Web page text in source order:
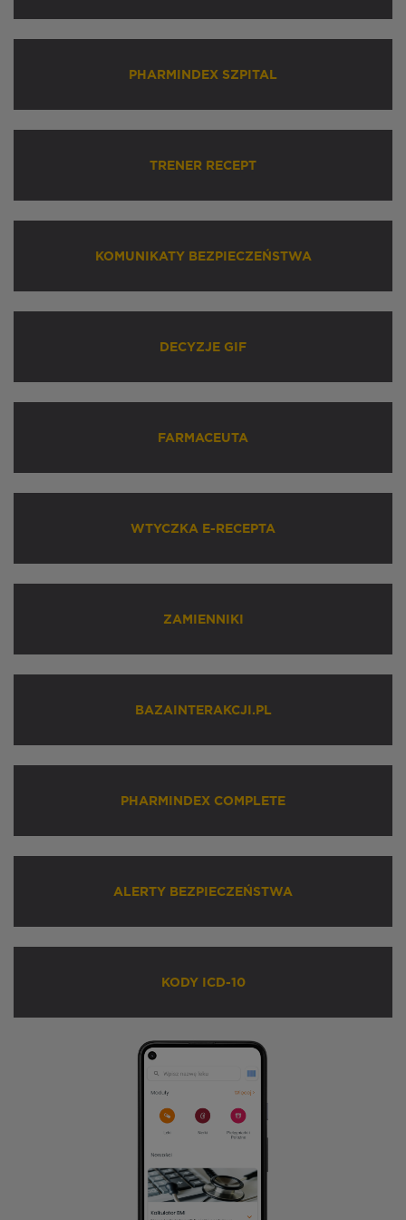
PHARMINDEX SZPITAL
TRENER RECEPT
KOMUNIKATY BEZPIECZEŃSTWA
DECYZJE GIF
FARMACEUTA
WTYCZKA E-RECEPTA
ZAMIENNIKI
BAZAINTERAKCJI.PL
PHARMINDEX COMPLETE
ALERTY BEZPIECZEŃSTWA
KODY ICD-10